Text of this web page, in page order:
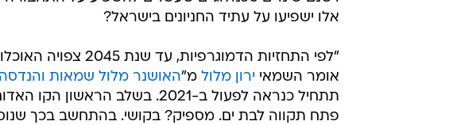
אלו ישפיעו על עתיד החניונים בישראל?
אומר השמאי ירון מלול מ"האושנר מלול שמאות והנדסה
פתח תקווה לבת ים. מספיק? בקושי. בהתחשב בכך